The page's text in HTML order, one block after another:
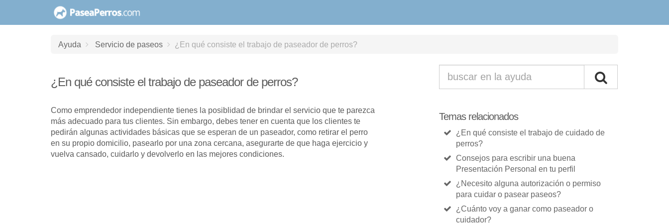
contenido
Ayuda Servicio de paseos ¿En qué consiste el trabajo de paseador de perros?
¿En qué consiste el trabajo de paseador de perros?
Como emprendedor independiente tienes la posiblidad de brindar el servicio que te parezca
más adecuado para tus clientes. Sin embargo, debes tener en cuenta que los clientes te
pedirán algunas actividades básicas que se esperan de un paseador, como retirar el perro
en su propio domicilio, pasearlo por una zona cercana, asegurarte de que haga ejercicio y
vuelva cansado, cuidarlo y devolverlo en las mejores condiciones.
Temas relacionados
¿En qué consiste el trabajo de cuidado de
perros?
Consejos para escribir una buena
Presentación Personal en tu perfil
¿Necesito alguna autorización o permiso
para cuidar o pasear paseos?
¿Cuánto voy a ganar como paseador o
cuidador?